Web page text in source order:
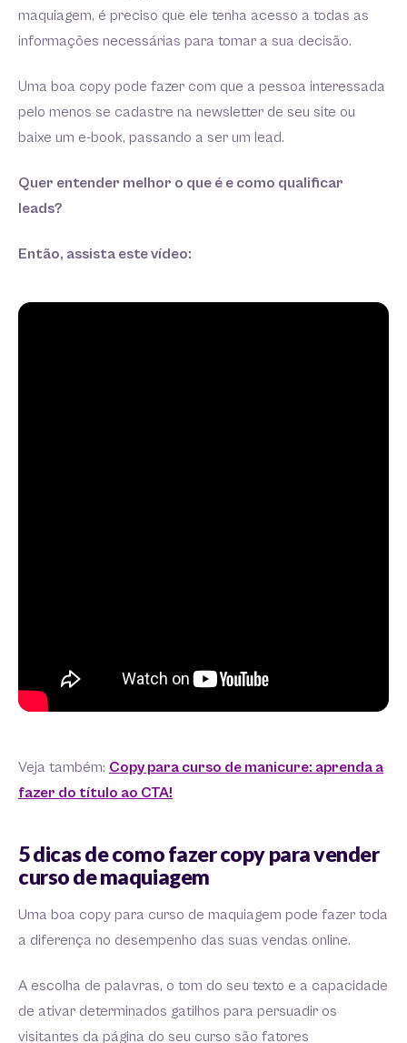
maquiagem, é preciso que ele tenha acesso a todas as
informações necessárias para tomar a sua decisão.
Uma boa copy pode fazer com que a pessoa interessada
pelo menos se cadastre na newsletter de seu site ou
baixe um e-book, passando a ser um lead.
Quer entender melhor o que é e como qualificar
leads?
Então, assista este vídeo:
Veja também: Copy para curso de manicure: aprenda a
fazer do título ao CTA!
5 dicas de como fazer copy para vender
curso de maquiagem
Uma boa copy para curso de maquiagem pode fazer toda
a diferença no desempenho das suas vendas online.
A escolha de palavras, o tom do seu texto e a capacidade
de ativar determinados gatilhos para persuadir os
visitantes da página do seu curso são fatores